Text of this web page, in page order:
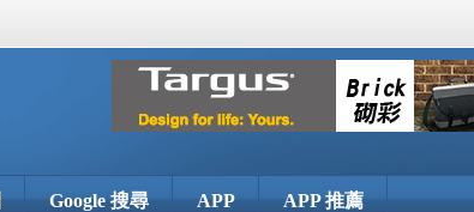
Google 搜尋 APP APP 推薦